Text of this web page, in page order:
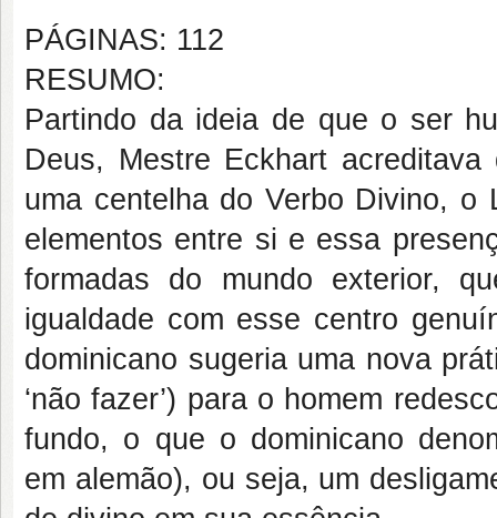
PÁGINAS: 112
RESUMO:
Partindo da ideia de que o ser
Deus, Mestre Eckhart
uma centelha do Verbo Divino, o
elementos entre si e essa
formadas do mundo exterior,
igualdade com esse centro
dominicano sugeria uma nova
‘não fazer’) para o homem
fundo, o que o dominicano
em alemão), ou seja, um